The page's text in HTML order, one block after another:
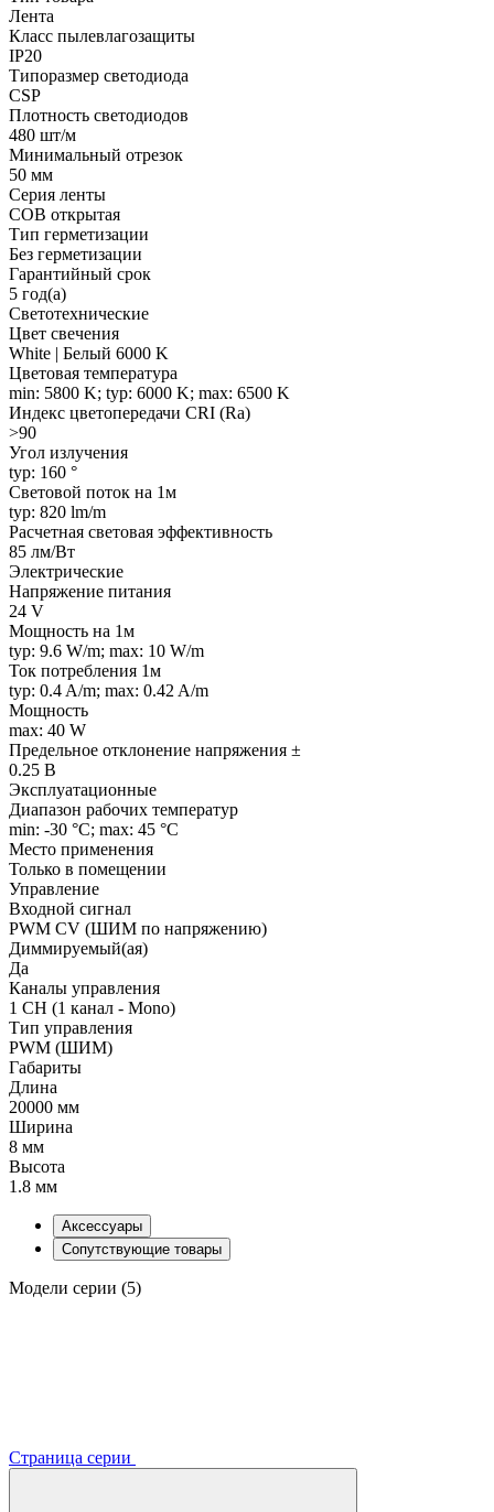
Лента
Класс пылевлагозащиты
IP20
Типоразмер светодиода
CSP
Плотность светодиодов
480 шт/м
Минимальный отрезок
50 мм
Серия ленты
COB открытая
Тип герметизации
Без герметизации
Гарантийный срок
5 год(а)
Светотехнические
Цвет свечения
White | Белый 6000 K
Цветовая температура
min: 5800 K; typ: 6000 K; max: 6500 K
Индекс цветопередачи CRI (Ra)
>90
Угол излучения
typ: 160 °
Световой поток на 1м
typ: 820 lm/m
Расчетная световая эффективность
85 лм/Вт
Электрические
Напряжение питания
24 V
Мощность на 1м
typ: 9.6 W/m; max: 10 W/m
Ток потребления 1м
typ: 0.4 A/m; max: 0.42 A/m
Мощность
max: 40 W
Предельное отклонение напряжения ±
0.25 В
Эксплуатационные
Диапазон рабочих температур
min: -30 °C; max: 45 °C
Место применения
Только в помещении
Управление
Входной сигнал
PWM СV (ШИМ по напряжению)
Диммируемый(ая)
Да
Каналы управления
1 CH (1 канал - Mono)
Тип управления
PWM (ШИМ)
Габариты
Длина
20000 мм
Ширина
8 мм
Высота
1.8 мм
Аксессуары
Сопутствующие товары
Модели серии (5)
Страница серии